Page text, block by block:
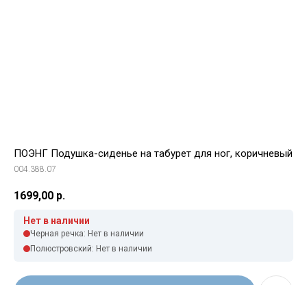
ПОЭНГ Подушка-сиденье на табурет для ног, коричневый
004.388.07
1699,00 р.
Нет в наличии
Черная речка: Нет в наличии
Полюстровский: Нет в наличии